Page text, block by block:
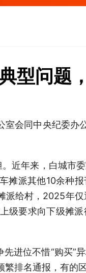
型问题
会同中央纪委办
近年来，白城市
摊派其他10余种
派给村，2025年
级要求向下级摊
进位不惜“购买”
排名通报，有的